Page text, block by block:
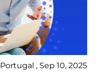
Portugal , Sep 10, 2025